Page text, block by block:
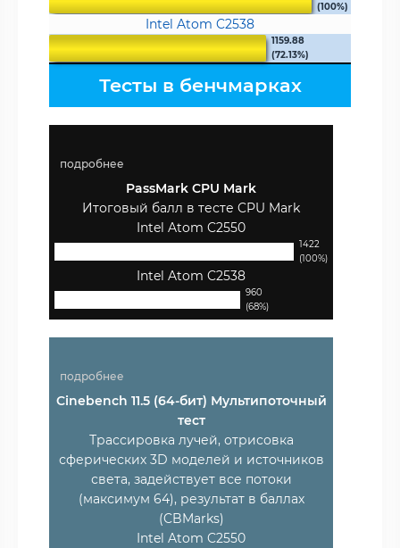
(100%)
Intel Atom C2538
1159.88
(72.13%)
Тесты в бенчмарках
подробнее
PassMark CPU Mark
Итоговый балл в тесте CPU Mark
Intel Atom C2550
1422
(100%)
Intel Atom C2538
960
(68%)
подробнее
Cinebench 11.5 (64-бит) Мультипоточный
тест
Трассировка лучей, отрисовка
сферических 3D моделей и источников
света, задействует все потоки
(максимум 64), результат в баллах
(CBMarks)
Intel Atom C2550